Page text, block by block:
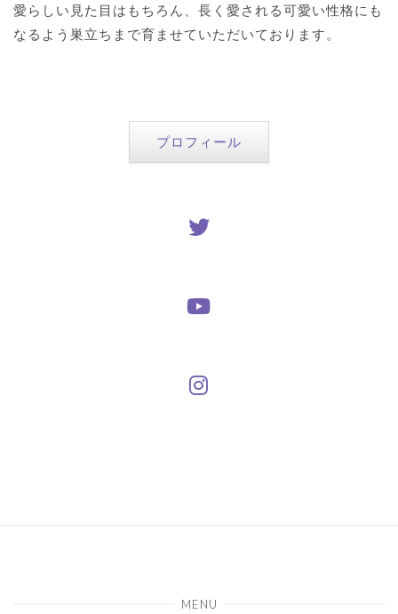
愛らしい見た目はもちろん、長く愛される可愛い性格にも
なるよう巣立ちまで育ませていただいております。
プロフィール
MENU